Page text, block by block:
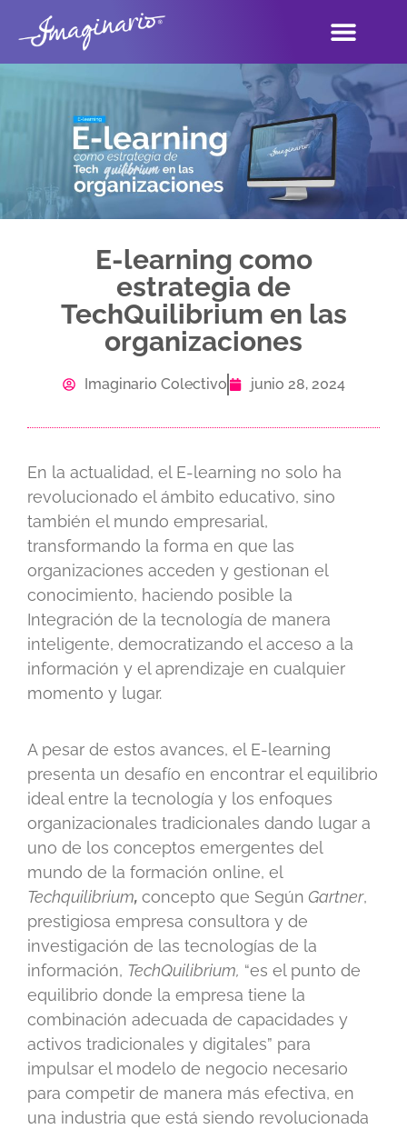
E-learning como
estrategia de
TechQuilibrium en las
organizaciones
Imaginario Colectivo junio 28, 2024
En la actualidad, el E-learning no solo ha
revolucionado el ámbito educativo, sino
también el mundo empresarial,
transformando la forma en que las
organizaciones acceden y gestionan el
conocimiento, haciendo posible la
Integración de la tecnología de manera
inteligente, democratizando el acceso a la
información y el aprendizaje en cualquier
momento y lugar.
A pesar de estos avances, el E-learning
presenta un desafío en encontrar el equilibrio
ideal entre la tecnología y los enfoques
organizacionales tradicionales dando lugar a
uno de los conceptos emergentes del
mundo de la formación online, el
Techquilibrium, concepto que Según Gartner,
prestigiosa empresa consultora y de
investigación de las tecnologías de la
información, TechQuilibrium, “es el punto de
equilibrio donde la empresa tiene la
combinación adecuada de capacidades y
activos tradicionales y digitales” para
impulsar el modelo de negocio necesario
para competir de manera más efectiva, en
una industria que está siendo revolucionada